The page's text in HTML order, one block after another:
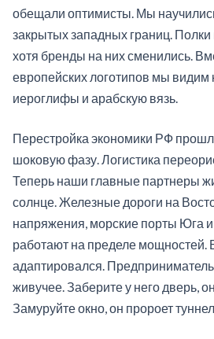
обещали оптимисты. Мы
закрытых западных границ.
хотя бренды на них сменились.
европейских логотипов мы видим
иероглифы и арабскую вязь.
Перестройка экономики РФ
шоковую фазу. Логистика
Теперь наши главные партнеры
солнце. Железные дороги на
напряжения, морские порты Юга
работают на пределе мощностей.
адаптировался.
живучее. Заберите у него дверь,
Замуруйте окно, он пророет